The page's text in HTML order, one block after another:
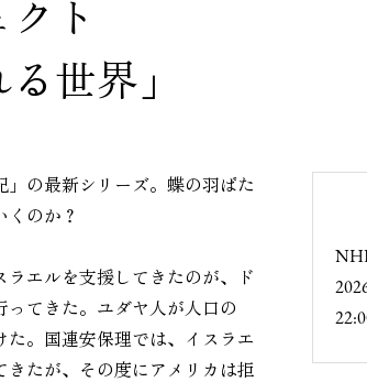
イエフェ
世界」
の最新シリーズ。蝶の羽ばた
くのか？
ラエルを支援してきたのが、ド
てきた。ユダヤ人が人口の
た。国連安保理では、イスラエ
たが、その度にアメリカは拒